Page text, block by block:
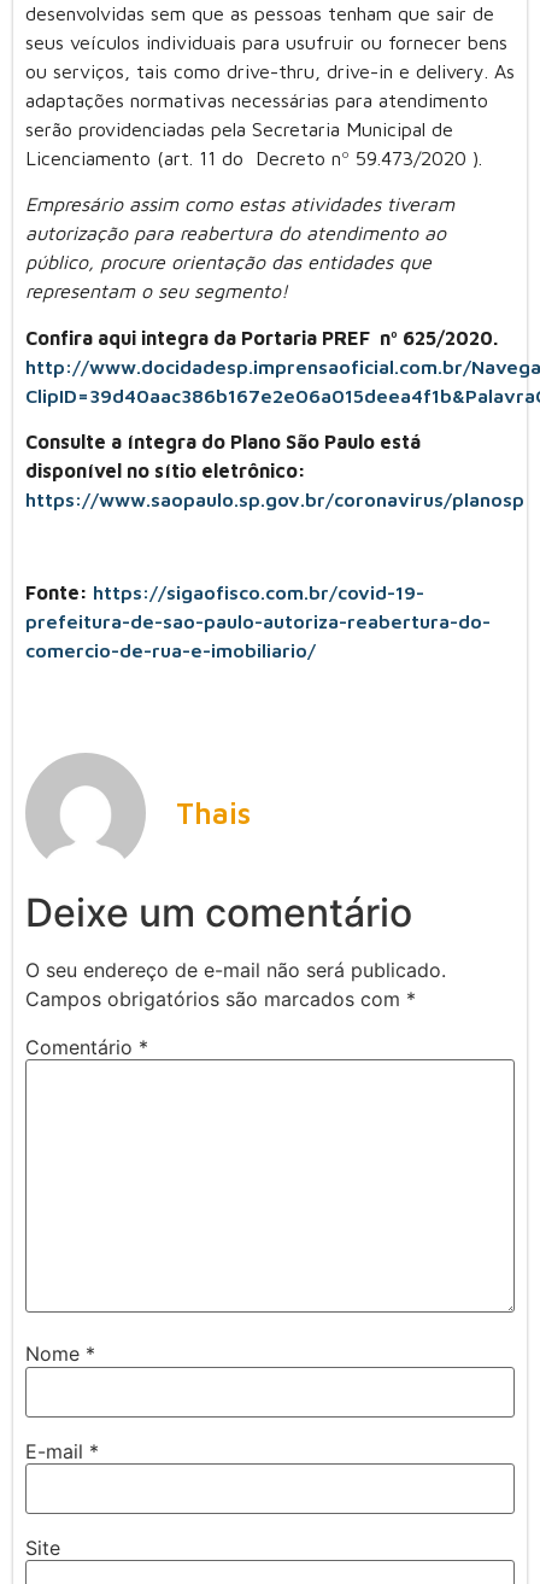
desenvolvidas sem que as pessoas tenham que sair de
seus veículos individuais para usufruir ou fornecer bens
ou serviços, tais como drive-thru, drive-in e delivery. As
adaptações normativas necessárias para atendimento
serão providenciadas pela Secretaria Municipal de
Licenciamento (art. 11 do Decreto nº 59.473/2020 ).
Empresário assim como estas atividades tiveram
autorização para reabertura do atendimento ao
público, procure orientação das entidades que
representam o seu segmento!
Confira aqui integra da Portaria PREF nº 625/2020.
http://www.docidadesp.imprensaoficial.com.br/
Consulte a íntegra do Plano São Paulo está
disponível no sítio eletrônico:
https://www.saopaulo.sp.gov.br/coronavirus/planosp
Fonte: https://sigaofisco.com.br/covid-19-
prefeitura-de-sao-paulo-autoriza-reabertura-do-
comercio-de-rua-e-imobiliario/
Thais
Deixe um comentário
O seu endereço de e-mail não será publicado.
Campos obrigatórios são marcados com *
Comentário *
Nome *
E-mail *
Site